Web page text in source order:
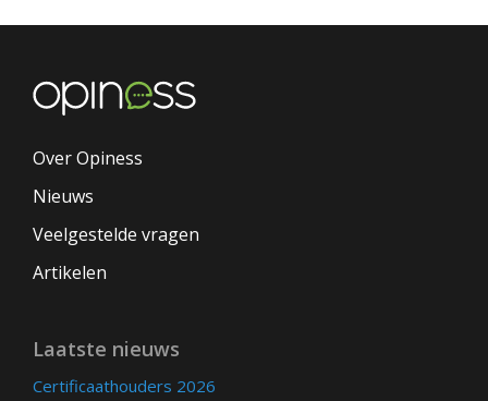
Over Opiness
Nieuws
Veelgestelde vragen
Artikelen
Laatste nieuws
Certificaathouders 2026